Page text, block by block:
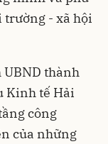
trường - xã hội
UBND thành
Kinh tế Hải
công
của những